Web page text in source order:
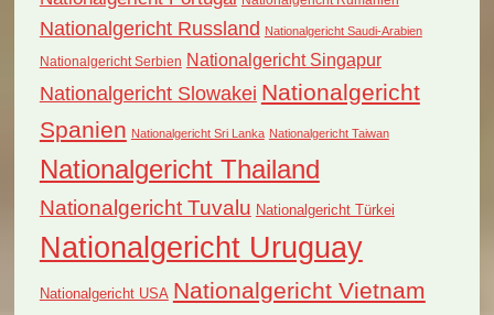
Nationalgericht Russland Nationalgericht Saudi-Arabien
Nationalgericht Serbien Nationalgericht Singapur
Nationalgericht Slowakei Nationalgericht
Spanien Nationalgericht Sri Lanka Nationalgericht Taiwan
Nationalgericht Thailand
Nationalgericht Tuvalu Nationalgericht Türkei
Nationalgericht Uruguay
Nationalgericht USA Nationalgericht Vietnam